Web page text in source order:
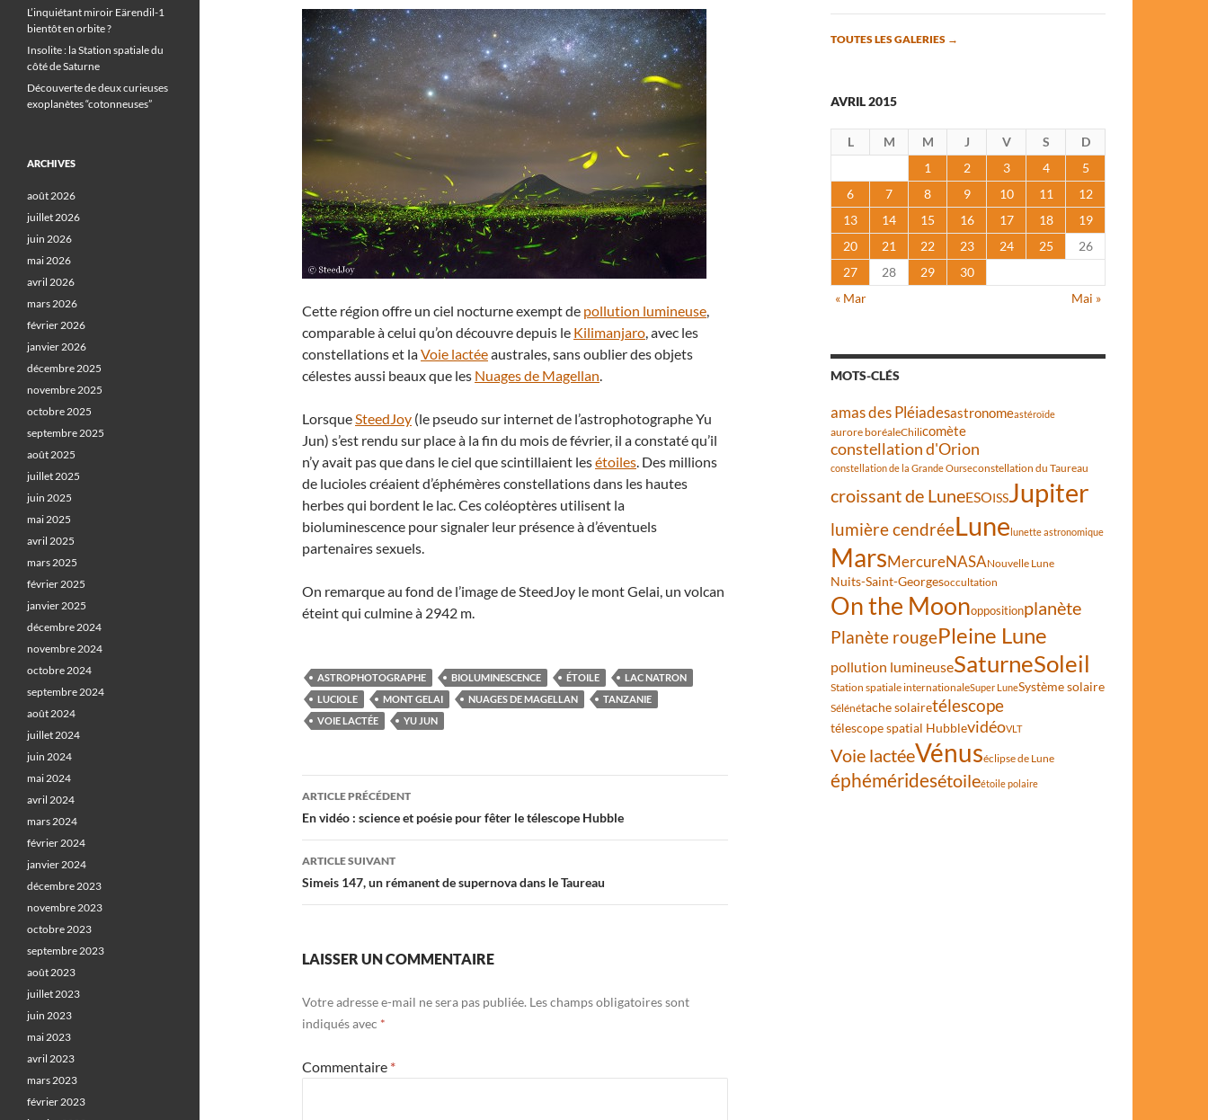
Cette région offre un ciel nocturne exempt de pollution lumineuse,
comparable à celui qu’on découvre depuis le Kilimanjaro, avec les
constellations et laVoie lactéeaustrales, sans oublier des objets
célestes aussi beaux que les Nuages de Magellan.
LorsqueSteedJoy (le pseudo sur internet de l’astrophotographe Yu
Jun) s’est rendu sur place à la fin du mois de février, il a constaté qu’il
n’y avait pas que dans le ciel que scintillaient lesétoiles. Des millions
de lucioles créaient d’éphémères constellations dans les hautes
herbes qui bordent le lac. Ces coléoptères utilisent la
bioluminescence pour signaler leur présence à d’éventuels
partenaires sexuels.
On remarque au fond de l’image de SteedJoy le mont Gelai, un volcan
éteint qui culmine à 2942 m.
ASTROPHOTOGRAPHE BIOLUMINESCENCE ÉTOILE
LAC NATRON
LUCIOLE
MONT GELAI NUAGES DE MAGELLAN
TANZANIE
VOIE LACTÉE
YU JUN
Navigation
des
articles
ARTICLE PRÉCÉDENT
En vidéo : science et poésie pour fêter le télescope Hubble
ARTICLE SUIVANT
Simeis 147, un rémanent de supernova dans le Taureau
LAISSER UN COMMENTAIRE
Votre adresse e-mail ne sera pas publiée. Les champs obligatoires sont
indiqués avec *
Commentaire *
TOUTES LES GALERIES →
AVRIL 2015
L M M J V S
D
1
2 3 4
5
6
7 8 9 10 11
12
13
14 15 16 17 18
19
20
21 22 23 24 25
26
27
28 29
30
« Mar
Mai »
MOTS-CLÉS
amas des Pléiadesastronomeastéroïde
aurore boréaleChilicomète
constellation d'Orion
constellation de la Grande Ourseconstellation du Taureau
croissant de LuneESOISSJupiter
lumière cendréeLunelunette astronomique
MarsMercureNASANouvelle Lune
Nuits-Saint-Georgesoccultation
On the Moonoppositionplanète
Planète rougePleine Lune
pollution lumineuseSaturneSoleil
Station spatiale internationaleSuper LuneSystème solaire
Sélénétache solairetélescope
télescope spatial HubblevidéoVLT
Voie lactéeVénuséclipse de Lune
éphéméridesétoileétoile polaire
L’inquiétant miroir Eärendil-1
bientôt en orbite ?
Insolite : la Station spatiale du
côté de Saturne
Découverte de deux curieuses
exoplanètes “cotonneuses”
ARCHIVES
août 2026
juillet 2026
juin 2026
mai 2026
avril 2026
mars 2026
février 2026
janvier 2026
décembre 2025
novembre 2025
octobre 2025
septembre 2025
août 2025
juillet 2025
juin 2025
mai 2025
avril 2025
mars 2025
février 2025
janvier 2025
décembre 2024
novembre 2024
octobre 2024
septembre 2024
août 2024
juillet 2024
juin 2024
mai 2024
avril 2024
mars 2024
février 2024
janvier 2024
décembre 2023
novembre 2023
octobre 2023
septembre 2023
août 2023
juillet 2023
juin 2023
mai 2023
avril 2023
mars 2023
février 2023